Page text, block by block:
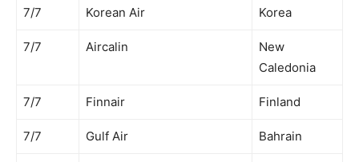
7/7 Korean Air Korea
7/7 Aircalin
New
Caledonia
7/7 Finnair Finland
7/7 Gulf Air Bahrain